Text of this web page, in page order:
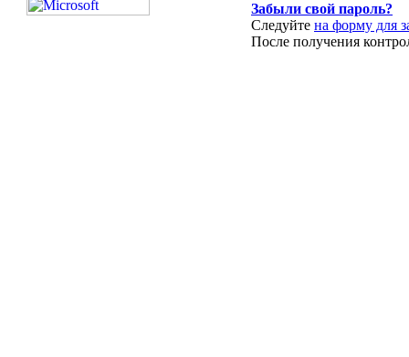
Забыли свой пароль?
Следуйте на форму для
После получения